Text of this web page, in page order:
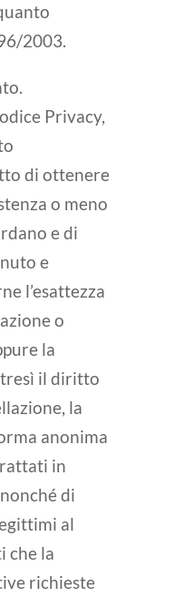
2003.
Privacy,
di ottenere
o meno
e di
e
l’esattezza
o
la
il diritto
la
anonima
in
di
al
che la
richieste